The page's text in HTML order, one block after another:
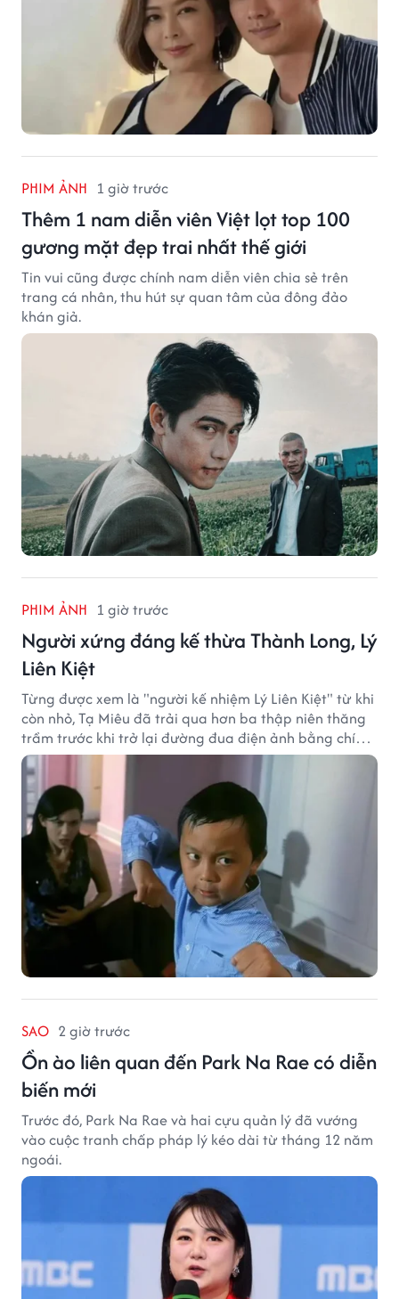
PHIM ẢNH 1 giờ trước
Thêm 1 nam diễn viên Việt lọt top 100
gương mặt đẹp trai nhất thế giới
Tin vui cũng được chính nam diễn viên chia sẻ trên
trang cá nhân, thu hút sự quan tâm của đông đảo
khán giả.
PHIM ẢNH 1 giờ trước
Người xứng đáng kế thừa Thành Long, Lý
Liên Kiệt
Từng được xem là "người kế nhiệm Lý Liên Kiệt" từ khi
còn nhỏ, Tạ Miêu đã trải qua hơn ba thập niên thăng
trầm trước khi trở lại đường đua điện ảnh bằng chính
sở trường võ thuật.
SAO 2 giờ trước
Ồn ào liên quan đến Park Na Rae có diễn
biến mới
Trước đó, Park Na Rae và hai cựu quản lý đã vướng
vào cuộc tranh chấp pháp lý kéo dài từ tháng 12 năm
ngoái.